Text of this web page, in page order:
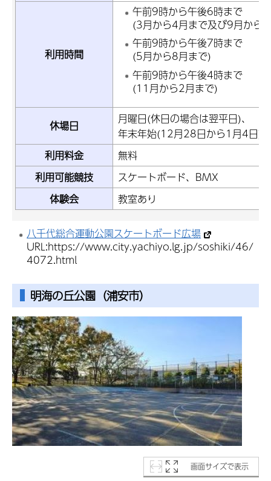
利用時間
午前9時から午後6時まで
(3月から4月まで及び9月から
午前9時から午後7時まで
(5月から8月まで)
午前9時から午後4時まで
(11月から2月まで)
休場日
月曜日(休日の場合は翌平日)、
年末年始(12月28日から1月4日)
利用料金
無料
利用可能競技
スケートボード、BMX
体験会
教室あり
八千代総合運動公園スケートボード広場
URL:https://www.city.yachiyo.lg.jp/soshiki/46/
4072.html
明海の丘公園（浦安市）
画面サイズで表示